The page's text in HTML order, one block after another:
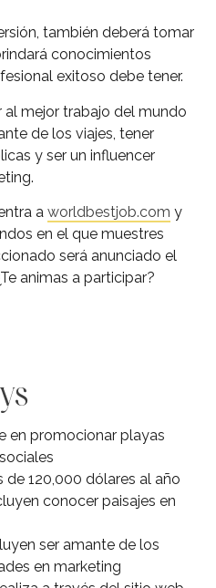
también deberá tomar
conocimientos
exitoso debe tener.
al mejor trabajo del mundo
de los viajes, tener
y ser un influencer
a worldbestjob.com y
en el que muestres
será anunciado el
animas a participar?
en promocionar playas
de 120,000 dólares al año
conocer paisajes en
ser amante de los
en marketing